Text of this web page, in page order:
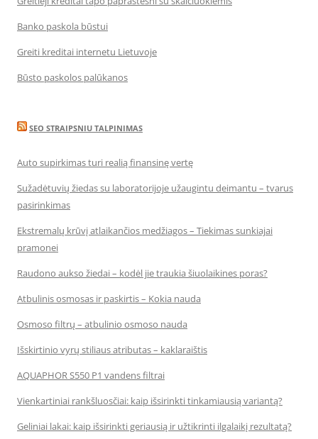
Banko paskola būstui
Greiti kreditai internetu Lietuvoje
Būsto paskolos palūkanos
SEO STRAIPSNIU TALPINIMAS
Auto supirkimas turi realią finansinę vertę
Sužadėtuvių žiedas su laboratorijoje užaugintu deimantu – tvarus
pasirinkimas
Ekstremalų krūvį atlaikančios medžiagos – Tiekimas sunkiajai
pramonei
Raudono aukso žiedai – kodėl jie traukia šiuolaikines poras?
Atbulinis osmosas ir paskirtis – Kokia nauda
Osmoso filtrų – atbulinio osmoso nauda
Išskirtinio vyrų stiliaus atributas – kaklaraištis
AQUAPHOR S550 P1 vandens filtrai
Vienkartiniai rankšluosčiai: kaip išsirinkti tinkamiausią variantą?
Geliniai lakai: kaip išsirinkti geriausią ir užtikrinti ilgalaikį rezultatą?